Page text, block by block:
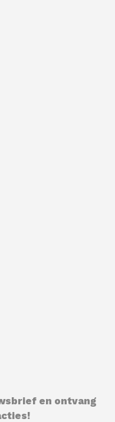
en ontvang